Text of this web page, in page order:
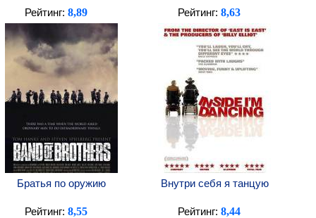
Рейтинг: 8,89
Братья по оружию
Рейтинг: 8,63
Внутри себя я танцую
Рейтинг: 8,55 Рейтинг: 8,44